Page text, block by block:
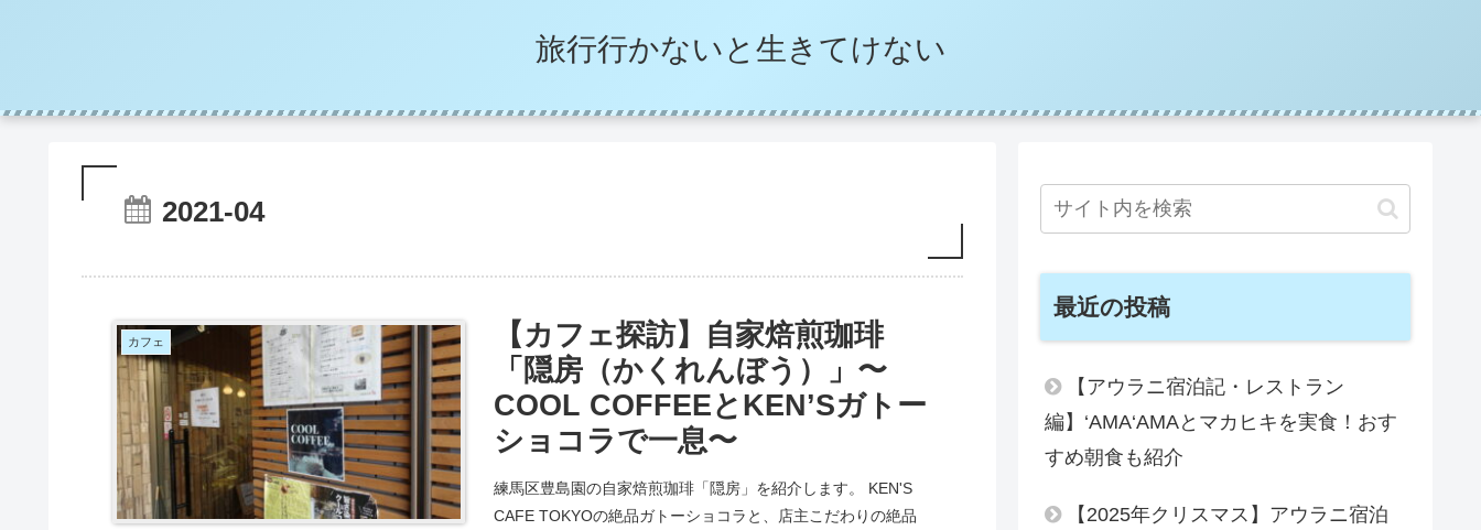
旅行行かないと生きてけない
2021-04
カフェ
【カフェ探訪】自家焙煎珈琲
「隠房（かくれんぼう）」〜
COOL COFFEEとKEN’Sガトー
ショコラで一息〜
練馬区豊島園の自家焙煎珈琲「隠房」を紹介します。 KEN'S
CAFE TOKYOの絶品ガトーショコラと、店主こだわりの絶品
最近の投稿
【アウラニ宿泊記・レストラン
編】‘AMA‘AMAとマカヒキを実食！おす
すめ朝食も紹介
【2025年クリスマス】アウラニ宿泊